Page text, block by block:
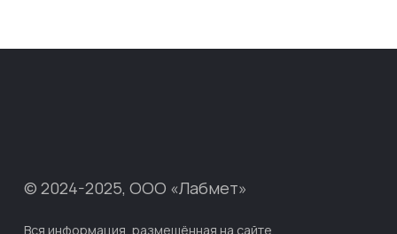
© 2024-2025, ООО «Лабмет»
Вся информация, размещённая на сайте,